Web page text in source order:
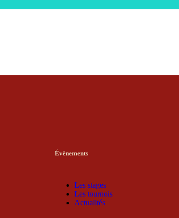
Évènements
Les stages
Les tournois
Actualités